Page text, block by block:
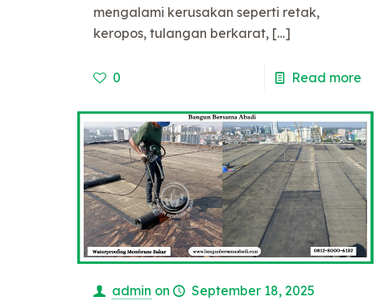
mengalami kerusakan seperti retak,
keropos, tulangan berkarat, […]
0 Read more
admin on September 18, 2025